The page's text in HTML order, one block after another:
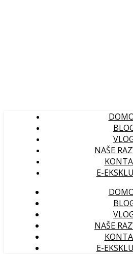
NAŠE
E-
NAŠE
E-